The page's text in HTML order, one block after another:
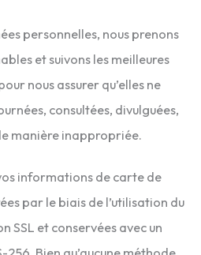
personnelles, nous prenons
et suivons les meilleures
nous assurer qu’elles ne
consultées, divulguées,
manière inappropriée.
informations de carte de
par le biais de l’utilisation du
SSL et conservées avec un